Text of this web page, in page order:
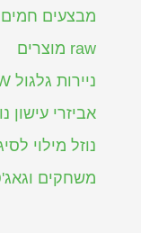
מבצעים חמים
raw מוצרים
ניירות גלגול RAW
אביזרי עישון
נוזל מילוי
משחקים